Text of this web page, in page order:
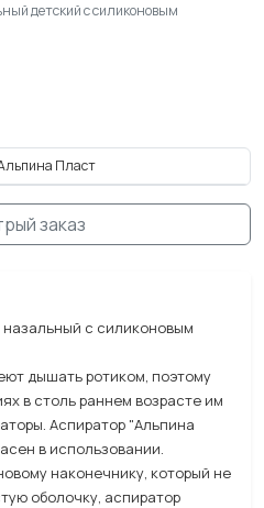
детский с силиконовым
Пласт
заказ
с силиконовым
дышать ротиком, поэтому
в столь раннем возрасте им
Аспиратор "Альпина
в использовании.
наконечнику, который не
оболочку, аспиратор